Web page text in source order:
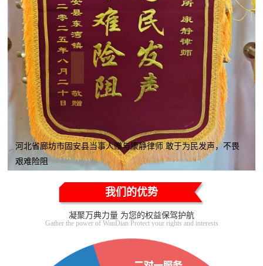
河北省廊坊市固安县当事人赠与康静律师 敢于为民发声，不畏
艰难险阻
我们的优势
凝聚万典力量 为您的权益保驾护航
Gather the power of WanDian Protect your rights and interests